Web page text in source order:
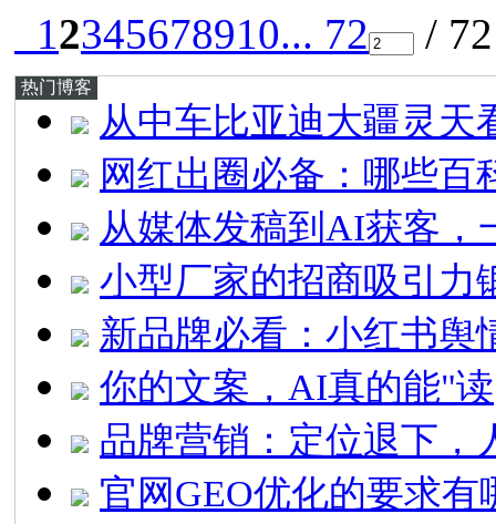
12345678910... 72 /
热门博客
从中车比亚迪大疆灵天
网红出圈必备：哪些百
从媒体发稿到AI获客，
小型厂家的招商吸引力
新品牌必看：小红书舆
你的文案，AI真的能"读
品牌营销：定位退下，
官网GEO优化的要求有